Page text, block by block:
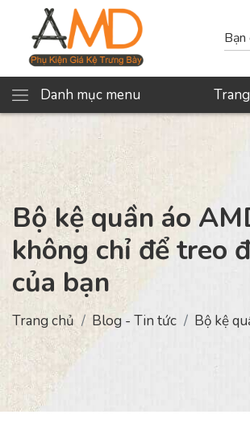
Danh mục menu
Bộ kệ quần áo
không chỉ để treo
của bạn
Trang chủ Blog - Tin tức Bộ kệ